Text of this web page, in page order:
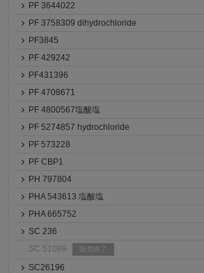
PF 3644022
PF 3758309 dihydrochloride
PF3845
PF 429242
PF431396
PF 4708671
PF 4800567塩酸塩
PF 5274857 hydrochloride
PF 573228
PF CBP1
PH 797804
PHA 543613 塩酸塩
PHA 665752
SC 236
SC 51089
販売終了
SC26196